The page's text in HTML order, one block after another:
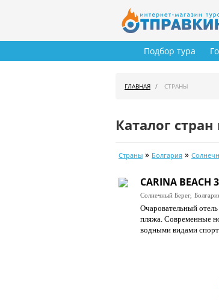
Подбор тура
ГЛАВНАЯ СТРАНЫ
Каталог
Страны » Болгария »
CARINA BEACH
Солнечный Берег,
Очаровательный
пляжа. Современные
водными видами